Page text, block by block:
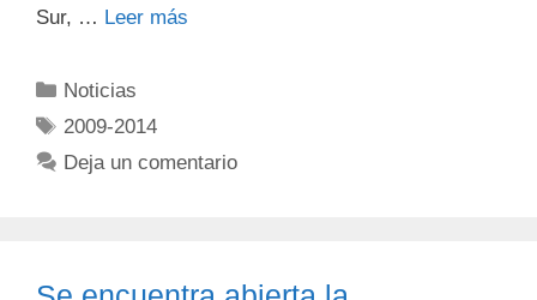
Sur, … Leer más
Noticias
2009-2014
Deja un comentario